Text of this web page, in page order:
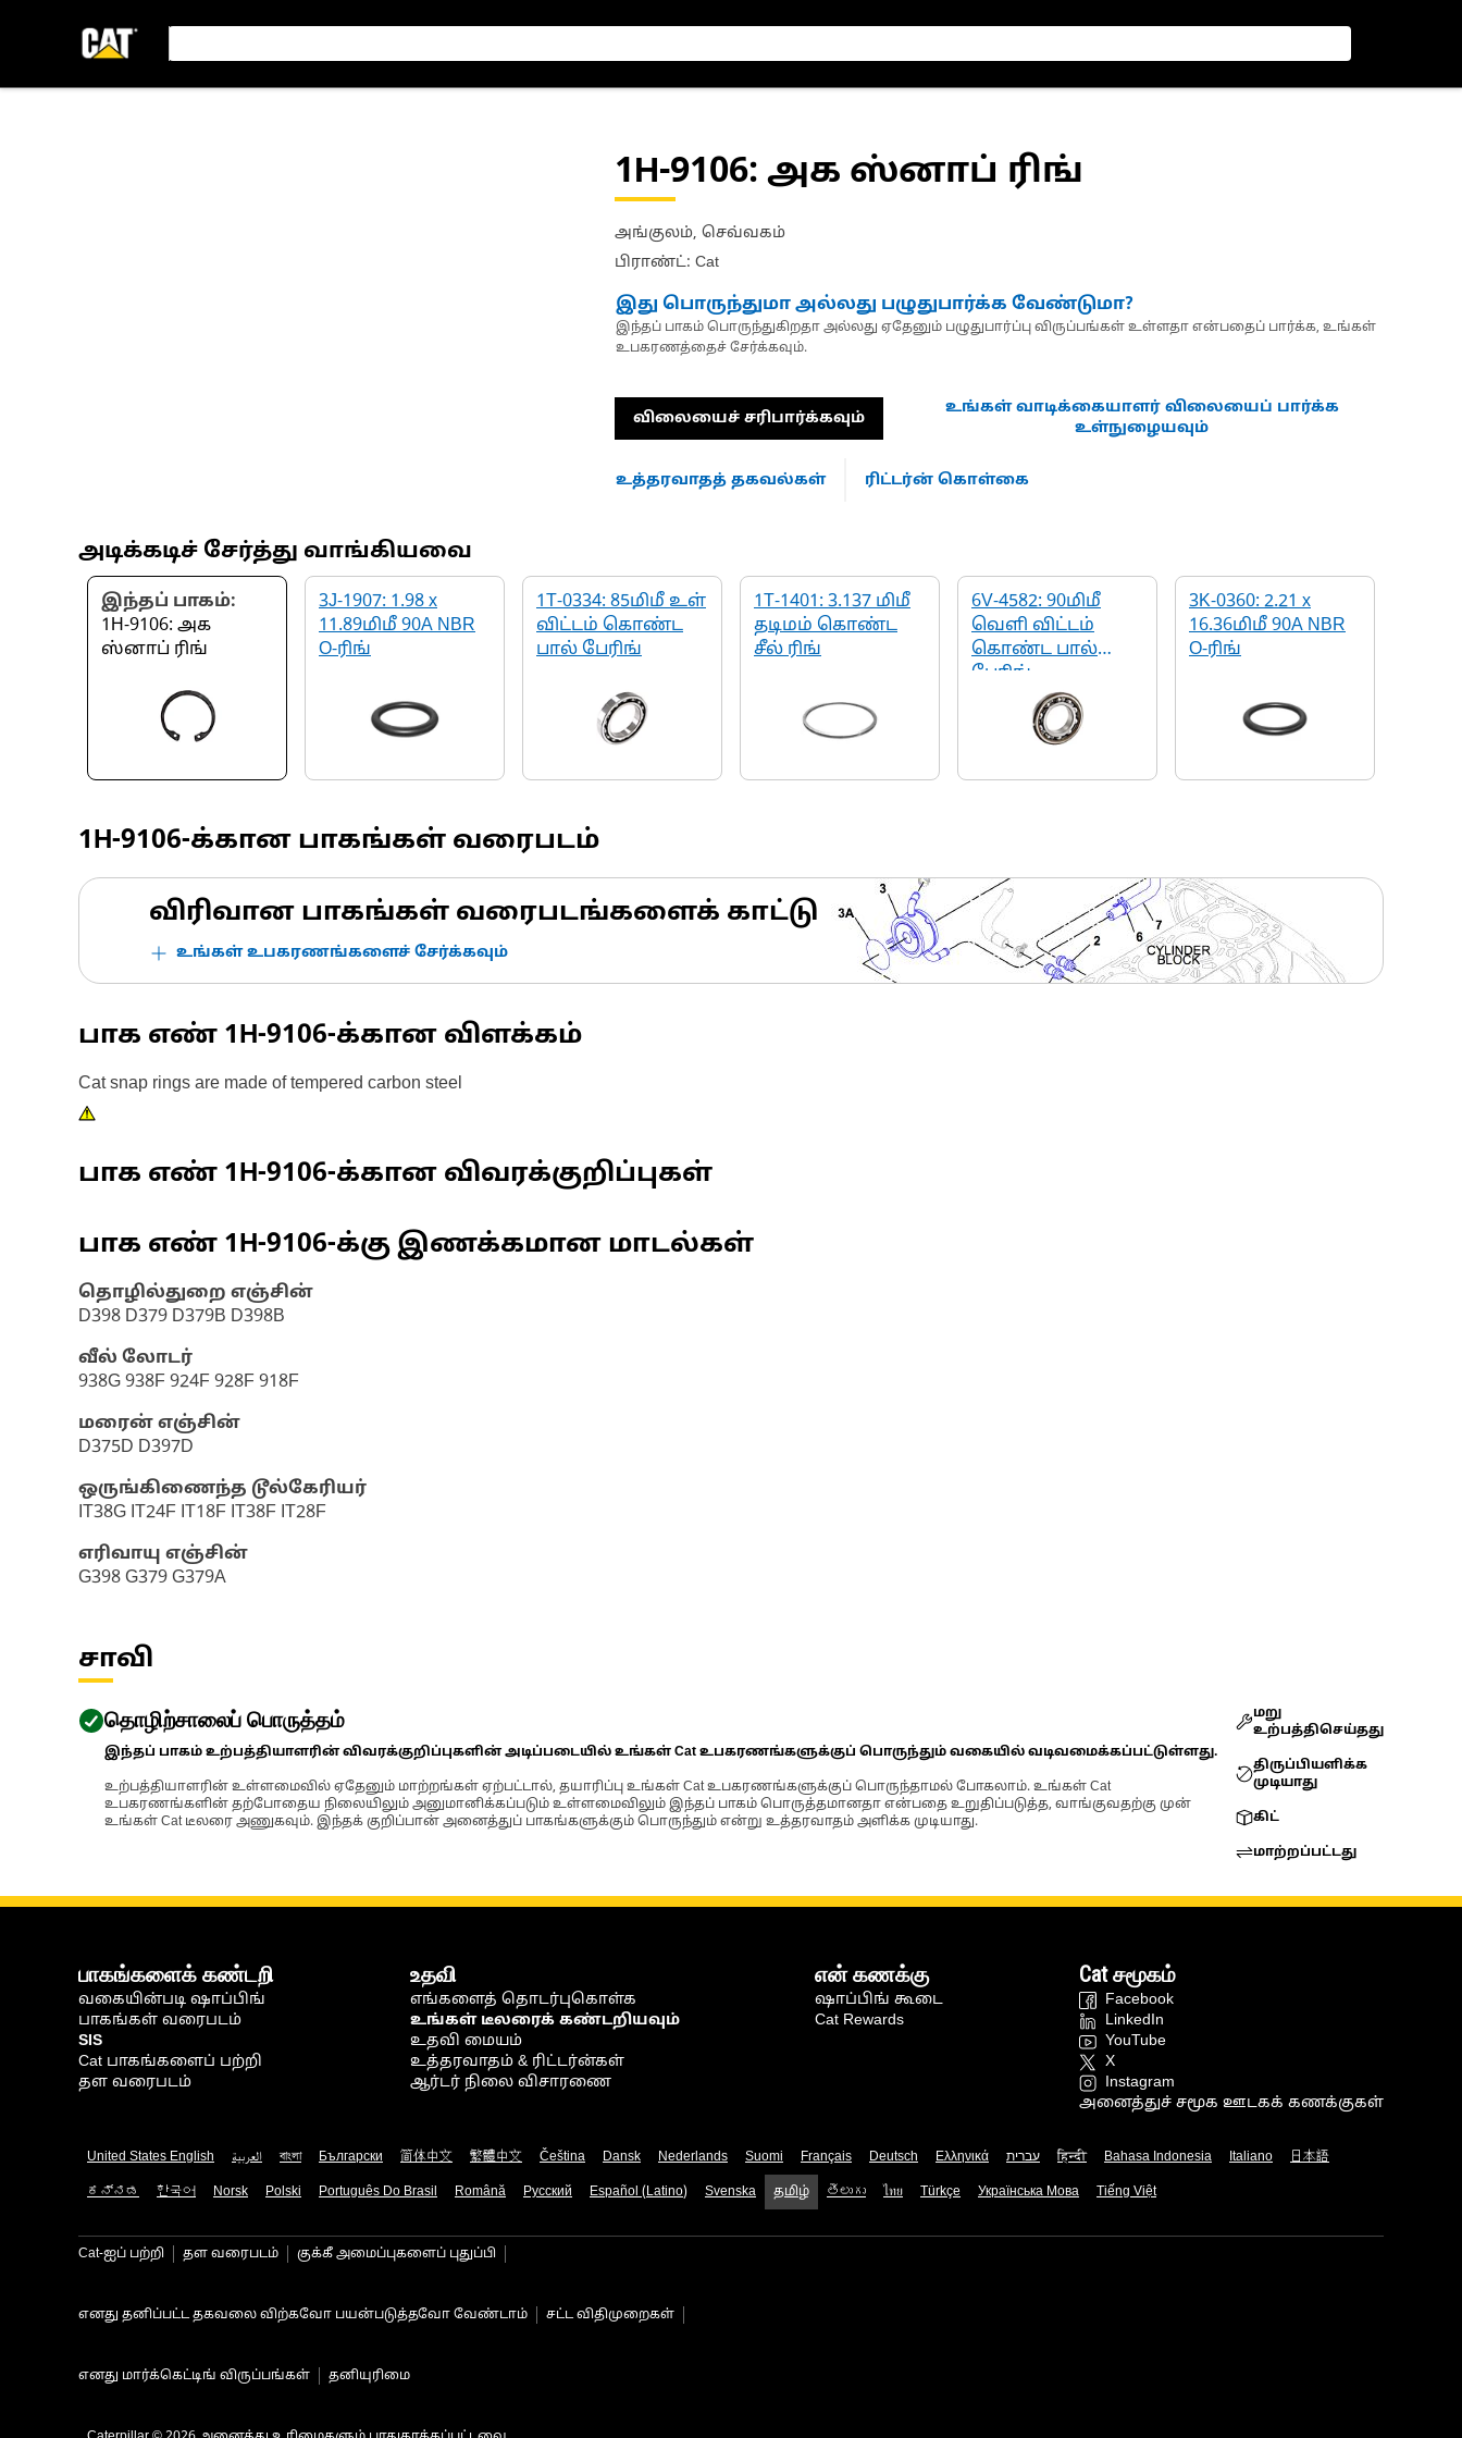
1H-9106: அக ஸ்னாப் ரிங்
அங்குலம், செவ்வகம்
பிராண்ட்: Cat
இது பொருந்துமா அல்லது பழுதுபார்க்க வேண்டுமா?
இந்தப் பாகம் பொருந்துகிறதா அல்லது ஏதேனும் பழுதுபார்ப்பு விருப்பங்கள் உள்ளதா என்பதைப் பார்க்க, உங்கள்
உபகரணத்தைச் சேர்க்கவும்.
விலையைச் சரிபார்க்கவும்
உங்கள் வாடிக்கையாளர் விலையைப் பார்க்க
உள்நுழையவும்
உத்தரவாதத் தகவல்கள் ரிட்டர்ன் கொள்கை
அடிக்கடிச் சேர்த்து வாங்கியவை
இந்தப் பாகம்:
1H-9106: அக
ஸ்னாப் ரிங்
3J-1907: 1.98 x
11.89மிமீ 90A NBR
O-ரிங்
1T-0334: 85மிமீ உள்
விட்டம் கொண்ட
பால் பேரிங்
1T-1401: 3.137 மிமீ
தடிமம் கொண்ட
சீல் ரிங்
6V-4582: 90மிமீ
வெளி விட்டம்
கொண்ட பால்
பேரிங்
3K-0360: 2.21 x
16.36மிமீ 90A NBR
O-ரிங்
1H-9106-க்கான பாகங்கள் வரைபடம்
விரிவான பாகங்கள் வரைபடங்களைக் காட்டு
உங்கள் உபகரணங்களைச் சேர்க்கவும்
பாக எண் 1H-9106-க்கான விளக்கம்
Cat snap rings are made of tempered carbon steel
பாக எண் 1H-9106-க்கான விவரக்குறிப்புகள்
பாக எண் 1H-9106-க்கு இணக்கமான மாடல்கள்
தொழில்துறை எஞ்சின்
D398 D379 D379B D398B
வீல் லோடர்
938G 938F 924F 928F 918F
மரைன் எஞ்சின்
D375D D397D
ஒருங்கிணைந்த டூல்கேரியர்
IT38G IT24F IT18F IT38F IT28F
எரிவாயு எஞ்சின்
G398 G379 G379A
சாவி
தொழிற்சாலைப் பொருத்தம்
இந்தப் பாகம் உற்பத்தியாளரின் விவரக்குறிப்புகளின் அடிப்படையில் உங்கள் Cat உபகரணங்களுக்குப் பொருந்தும் வகையில் வடிவமைக்கப்பட்டுள்ளது.
உற்பத்தியாளரின் உள்ளமைவில் ஏதேனும் மாற்றங்கள் ஏற்பட்டால், தயாரிப்பு உங்கள் Cat உபகரணங்களுக்குப் பொருந்தாமல் போகலாம். உங்கள் Cat
உபகரணங்களின் தற்போதைய நிலையிலும் அனுமானிக்கப்படும் உள்ளமைவிலும் இந்தப் பாகம் பொருத்தமானதா என்பதை உறுதிப்படுத்த, வாங்குவதற்கு முன்
உங்கள் Cat டீலரை அணுகவும். இந்தக் குறிப்பான் அனைத்துப் பாகங்களுக்கும் பொருந்தும் என்று உத்தரவாதம் அளிக்க முடியாது.
மறு
உற்பத்திசெய்தது
திருப்பியளிக்க
முடியாது
கிட்
மாற்றப்பட்டது
பாகங்களைக் கண்டறி
வகையின்படி ஷாப்பிங்
பாகங்கள் வரைபடம்
SIS
Cat பாகங்களைப் பற்றி
தள வரைபடம்
உதவி
எங்களைத் தொடர்புகொள்க
உங்கள் டீலரைக் கண்டறியவும்
உதவி மையம்
உத்தரவாதம் & ரிட்டர்ன்கள்
ஆர்டர் நிலை விசாரணை
என் கணக்கு
ஷாப்பிங் கூடை
Cat Rewards
Cat சமூகம்
Facebook
LinkedIn
YouTube
X
Instagram
அனைத்துச் சமூக ஊடகக் கணக்குகள்
United States English العربية বাংলা Български 简体中文 繁體中文 Čeština Dansk Nederlands Suomi Français Deutsch Ελληνικά עברית हिन्दी Bahasa Indonesia Italiano 日本語
ಕನ್ನಡ 한국어 Norsk Polski Português Do Brasil Română Русский Español (Latino) Svenska தமிழ் తెలుగు ไทย Türkçe Українська Мова Tiếng Việt
Cat-ஐப் பற்றி தள வரைபடம் குக்கீ அமைப்புகளைப் புதுப்பி
எனது தனிப்பட்ட தகவலை விற்கவோ பயன்படுத்தவோ வேண்டாம் சட்ட விதிமுறைகள்
எனது மார்க்கெட்டிங் விருப்பங்கள் தனியுரிமை